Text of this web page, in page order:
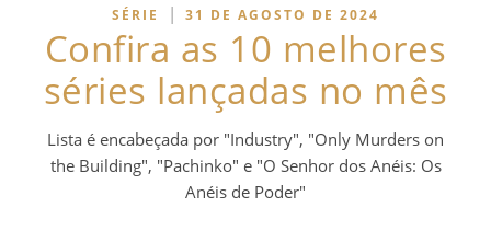
SÉRIE | 31 DE AGOSTO DE 2024
Confira as 10 melhores
séries lançadas no mês
Lista é encabeçada por "Industry", "Only Murders on
the Building", "Pachinko" e "O Senhor dos Anéis: Os
Anéis de Poder"